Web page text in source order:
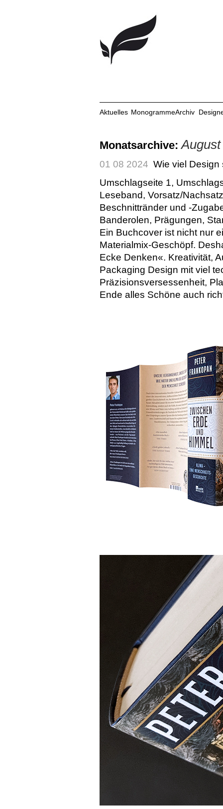
Aktuelles MonogrammeArchiv
Monatsarchive:
01 08 2024 Wie viel
Umschlagseite 1,
Leseband, Vorsatz/
Beschnittränder und -
Banderolen, Prägungen,
Ein Buchcover ist nicht nur
Materialmix-Geschöpf.
Ecke Denken«. Kreativität,
Packaging Design mit viel
Präzisionsversessenheit,
Ende alles Schöne auch